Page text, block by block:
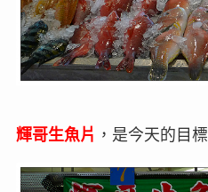
輝哥生魚片 ，是今天的目標